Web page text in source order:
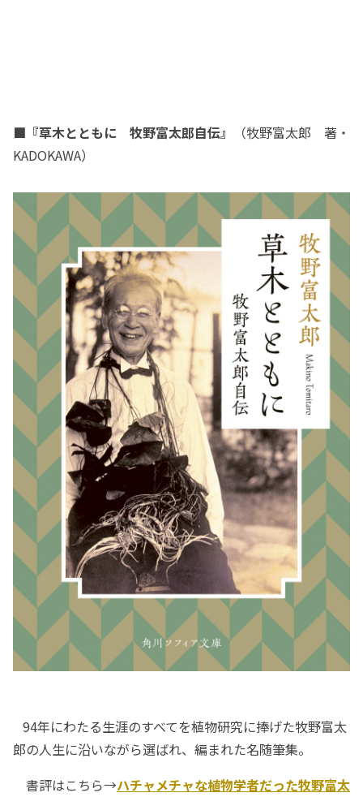
■『草木とともに 牧野富太郎自伝』
（牧野富太郎 著・
KADOKAWA）
94年にわたる生涯のすべてを植物研究に捧げた牧野富太
郎の人生に沿いながら選ばれ、編まれた名随筆集。
書評はこちら→ハチャメチャな植物学者だった牧野富太